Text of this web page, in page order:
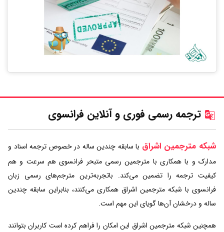
ترجمه رسمی فوری و آنلاین فرانسوی
شبکه مترجمین اشراق با سابقه چندین ساله در خصوص ترجمه اسناد و
مدارک و با همکاری با مترجمین رسمی متبحر فرانسوی هم سرعت و هم
کیفیت ترجمه را تضمین می‌کند. باتجربه‌ترین مترجم‌های رسمی زبان
فرانسوی با شبکه مترجمین اشراق همکاری می‌کنند، بنابراین سابقه چندین
ساله و درخشان آن‌ها گویای این مهم است.
همچنین شبکه مترجمین اشراق این امکان را فراهم کرده است کاربران بتوانند